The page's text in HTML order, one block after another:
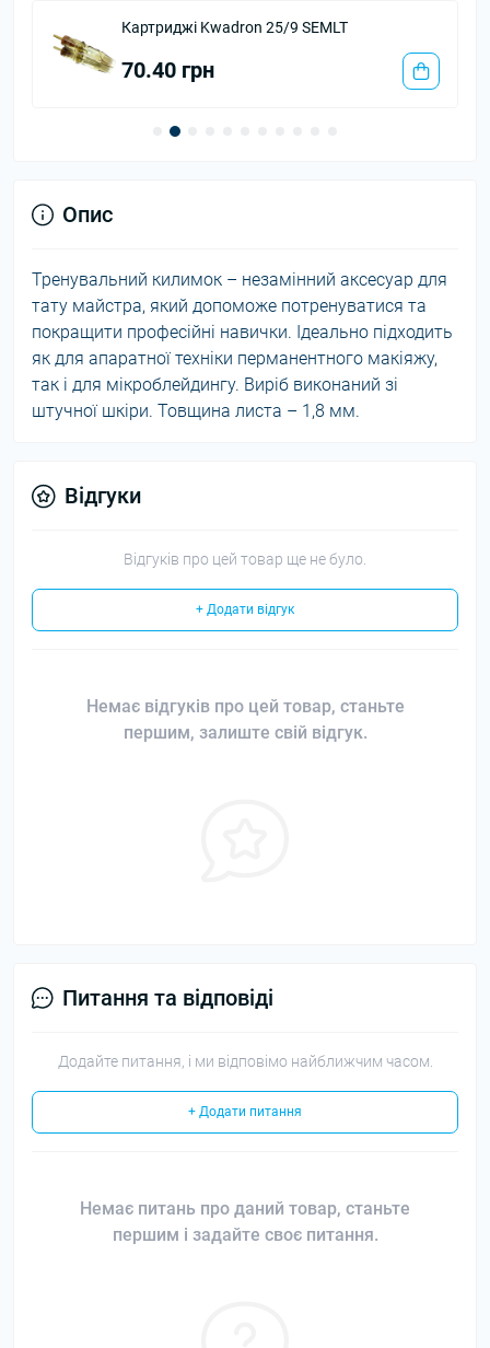
Картриджі Kwadron 25/9 SEMLT
70.40 грн
Опис
Тренувальний килимок – незамінний аксесуар для
тату майстра, який допоможе потренуватися та
покращити професійні навички. Ідеально підходить
як для апаратної техніки перманентного макіяжу,
так і для мікроблейдингу. Виріб виконаний зі
штучної шкіри. Товщина листа – 1,8 мм.
Відгуки
Відгуків про цей товар ще не було.
+ Додати відгук
Немає відгуків про цей товар, станьте
першим, залиште свій відгук.
Питання та відповіді
Додайте питання, і ми відповімо найближчим часом.
+ Додати питання
Немає питань про даний товар, станьте
першим і задайте своє питання.